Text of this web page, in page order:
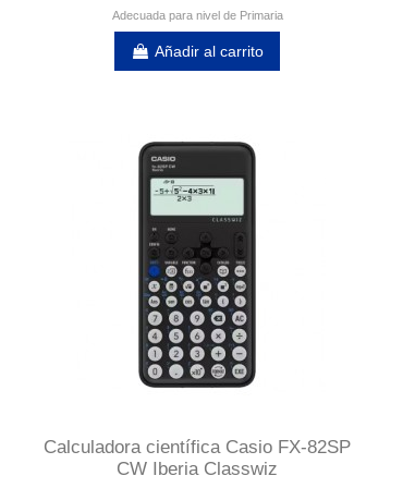
Adecuada para nivel de Primaria
Añadir al carrito
Calculadora científica Casio FX-82SP
CW Iberia Classwiz